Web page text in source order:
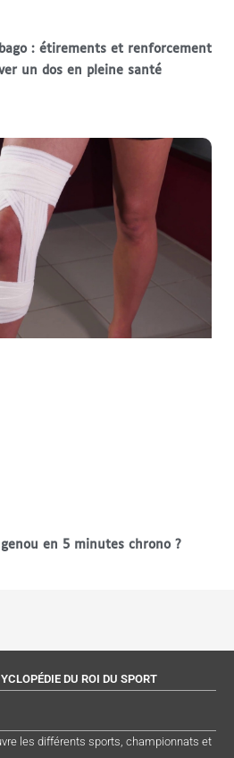
: étirements et renforcement
un dos en pleine santé
en 5 minutes chrono ?
DU ROI DU SPORT
les différents sports, championnats et